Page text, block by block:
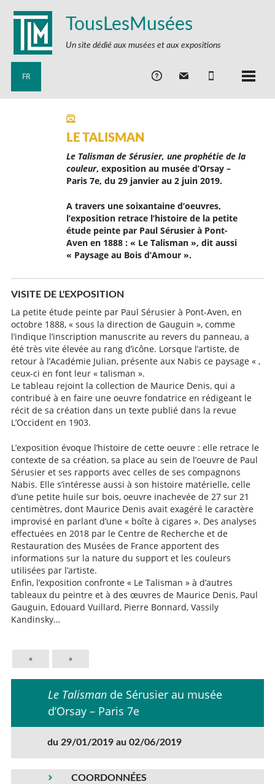
TousLesMusées
Un site dédié aux musées et aux expositions
FR
LE TALISMAN
Le Talisman de Sérusier, une prophétie de la
couleur, exposition au musée d’Orsay –
Paris 7e, du 29 janvier au 2 juin 2019.
A travers une soixantaine d’oeuvres,
l’exposition retrace l’histoire de la petite
étude peinte par Paul Sérusier à Pont-
Aven en 1888 : « Le Talisman », dit aussi
« Paysage au Bois d’Amour ».
VISITE DE L'EXPOSITION
La petite étude peinte par Paul Sérusier à Pont-Aven, en
octobre 1888, « sous la direction de Gauguin », comme
l’indique l’inscription manuscrite au revers du panneau, a
été très vite élevée au rang d’icône. Lorsque l’artiste, de
retour à l’Académie Julian, présente aux Nabis ce paysage « ,
ceux-ci en font leur « talisman ».
Le tableau rejoint la collection de Maurice Denis, qui a
contribué à en faire une oeuvre fondatrice en rédigeant le
récit de sa création dans un texte publié dans la revue
L’Occident en 1903.
L’exposition évoque l’histoire de cette oeuvre : elle retrace le
contexte de sa création, sa place au sein de l’oeuvre de Paul
Sérusier et ses rapports avec celles de ses compagnons
Nabis. Elle s’intéresse aussi à son histoire matérielle, celle
d’une petite huile sur bois, oeuvre inachevée de 27 sur 21
centimètres, dont Maurice Denis avait exagéré le caractère
improvisé en parlant d’une « boîte à cigares ». Des analyses
effectuées en 2018 par le Centre de Recherche et de
Restauration des Musées de France apportent des
informations sur la nature du support et les couleurs
utilisées par l’artiste.
Enfin, l’exposition confronte « Le Talisman » à d’autres
tableaux du peintre et à des œuvres de Maurice Denis, Paul
Gauguin, Edouard Vuillard, Pierre Bonnard, Vassily
Kandinsky…
« »
Le Talisman de Sérusier au musée
d’Orsay – Paris 7e
du 29/01/2019 au 02/06/2019
COORDONNÉES